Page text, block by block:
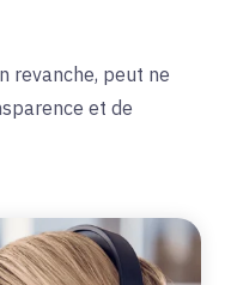
revanche, peut ne
et de